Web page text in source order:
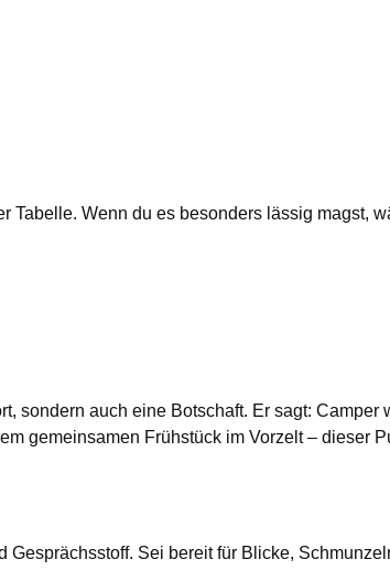
Wenn du es besonders lässig magst,
sondern auch eine Botschaft. Er sagt:
gemeinsamen Frühstück im Vorzelt – dieser
Sei bereit für Blicke,